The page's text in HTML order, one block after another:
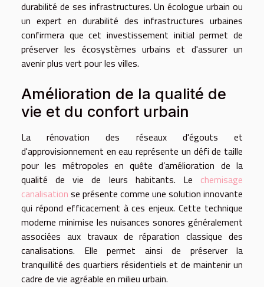
durabilité de ses infrastructures. Un écologue urbain ou
un expert en durabilité des infrastructures urbaines
confirmera que cet investissement initial permet de
préserver les écosystèmes urbains et d'assurer un
avenir plus vert pour les villes.
Amélioration de la qualité de
vie et du confort urbain
La rénovation des réseaux d'égouts et
d'approvisionnement en eau représente un défi de taille
pour les métropoles en quête d’amélioration de la
qualité de vie de leurs habitants. Le chemisage
canalisation se présente comme une solution innovante
qui répond efficacement à ces enjeux. Cette technique
moderne minimise les nuisances sonores généralement
associées aux travaux de réparation classique des
canalisations. Elle permet ainsi de préserver la
tranquillité des quartiers résidentiels et de maintenir un
cadre de vie agréable en milieu urbain.